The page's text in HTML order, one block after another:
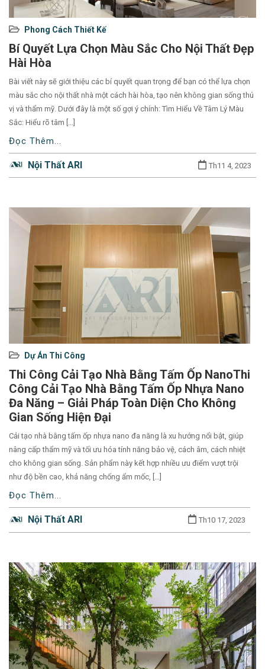
Used
before
category
Phong Cách Thiết Kế
Bí Quyết Lựa Chọn Màu Sắc Cho Nội Thất Đẹp
Hài Hòa
Bài viết này sẽ giới thiệu các bí quyết quan trọng để bạn có thể lựa chọn
màu sắc cho nội thất nhà một cách hài hòa, tạo nên không gian sống thú
vị và thẩm mỹ. Dưới đây là một số gợi ý chính: Tìm Hiểu Về Tâm Lý Màu
Sắc: Hiểu rõ tâm […]
Đọc Thêm...
Nội Thất ARI Th11 4, 2023
Used
before
category
names.
Dự Án Thi Công
Thi Công Cải Tạo Nhà Bằng Tấm Ốp NanoThi
Công Cải Tạo Nhà Bằng Tấm Ốp Nhựa Nano
Đa Năng – Giải Pháp Toàn Diện Cho Không
Gian Sống Hiện Đại
Cải tạo nhà bằng tấm ốp nhựa nano đa năng là xu hướng nổi bật, giúp
nâng cấp thẩm mỹ và tối ưu hóa tính năng bảo vệ, cách âm, cách nhiệt
cho không gian sống. Sản phẩm này kết hợp nhiều ưu điểm vượt trội
như độ bền cao, khả năng chống ẩm mốc, […]
Đọc Thêm...
Nội Thất ARI Th10 17, 2023